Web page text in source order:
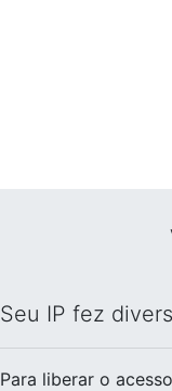
Seu IP fez
Para liberar o acesso